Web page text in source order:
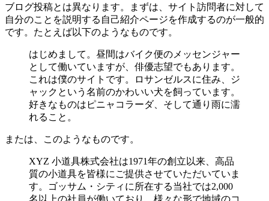
ブログ投稿とは異なります。まずは、サイト訪問者に対して
自分のことを説明する自己紹介ページを作成するのが一般的
です。たとえば以下のようなものです。
はじめまして。昼間はバイク便のメッセンジャー
として働いていますが、俳優志望でもあります。
これは僕のサイトです。ロサンゼルスに住み、ジ
ャックという名前のかわいい犬を飼っています。
好きなものはピニャコラーダ、そして通り雨に濡
れること。
または、このようなものです。
XYZ 小道具株式会社は1971年の創立以来、高品
質の小道具を皆様にご提供させていただいていま
す。ゴッサム・シティに所在する当社では2,000
名以上の社員が働いており、様々な形で地域のコ